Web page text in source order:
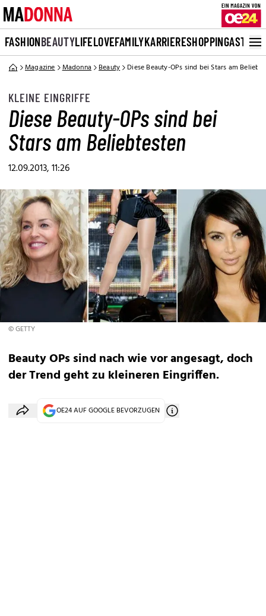
FASHIONBEAUTYLIFELOVEFAMILYKARRIERESHOPPINGASTRO
Magazine Madonna Beauty Diese Beauty-OPs sind bei Stars am
KLEINE EINGRIFFE
Diese Beauty-OPs sind bei
Stars am Beliebtesten
12.09.2013, 11:26
© GETTY
Beauty OPs sind nach wie vor angesagt, doch
der Trend geht zu kleineren Eingriffen.
OE24 AUF GOOGLE BEVORZUGEN